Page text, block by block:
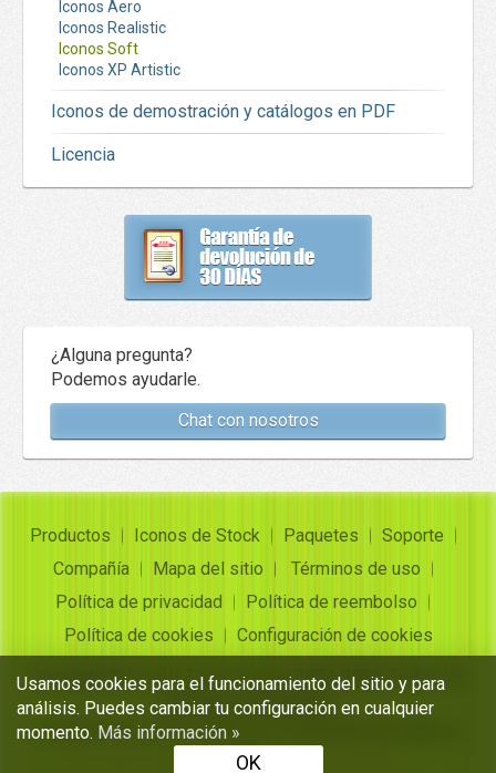
Iconos Aero
Iconos Realistic
Iconos Soft
Iconos XP Artistic
Iconos de demostración y catálogos en PDF
Licencia
¿Alguna pregunta?
Podemos ayudarle.
Chat con nosotros
Productos Iconos de Stock Paquetes
Soporte
Compañía
Mapa del sitio
Términos de uso
Política de privacidad
Política de reembolso
Política de cookies
Configuración de cookies
Copyright ©Insofta Development 2004-2026. Todos los
derechos reservados
Conjuntos de iconos gratuitos, convertidor de imagen a
icono
Usamos cookies para el funcionamiento del sitio y para
análisis. Puedes cambiar tu configuración en cualquier
momento. Más información »
OK